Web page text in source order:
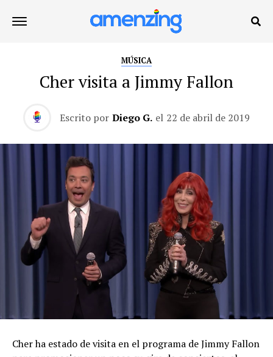
MÚSICA
Cher visita a Jimmy Fallon
Escrito por Diego G. el 22 de abril de 2019
Cher ha estado de visita en el programa de Jimmy Fallon